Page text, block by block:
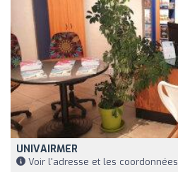
UNIVAIRMER
Voir l'adresse et les coordonnées